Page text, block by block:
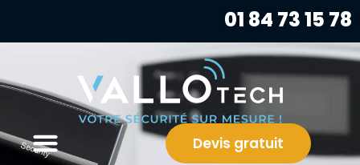
01 84 73 15 78
Devis gratuit